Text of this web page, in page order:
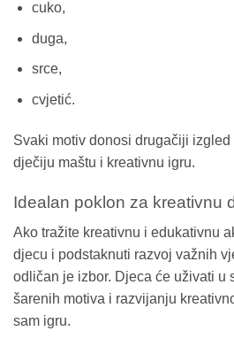
cuko,
duga,
srce,
cvjetić.
Svaki motiv donosi drugačiji
dječiju maštu i kreativnu igru.
Idealan poklon za kreativnu
Ako tražite kreativnu i edukativnu
djecu i podstaknuti razvoj važnih
odličan je izbor. Djeca će uživati u
šarenih motiva i razvijanju
sam igru.